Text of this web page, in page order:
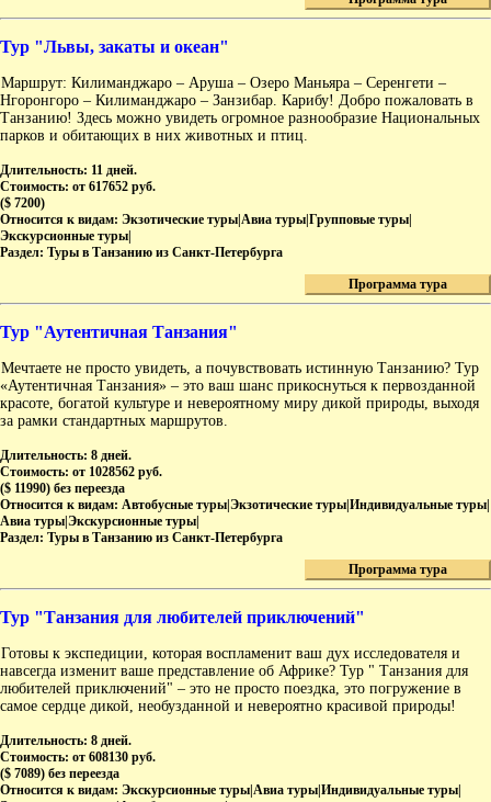
Тур "Львы, закаты и океан"
Маршрут: Килиманджаро – Аруша – Озеро Маньяра – Серенгети –
Нгоронгоро – Килиманджаро – Занзибар. Карибу! Добро пожаловать в
Танзанию! Здесь можно увидеть огромное разнообразие Национальных
парков и обитающих в них животных и птиц.
Длительность: 11 дней.
Стоимость: от 617652 руб.
($ 7200)
Относится к видам: Экзотические туры|Авиа туры|Групповые туры|
Экскурсионные туры|
Раздел: Туры в Танзанию из Санкт-Петербурга
Программа тура
Тур "Аутентичная Танзания"
Мечтаете не просто увидеть, а почувствовать истинную Танзанию? Тур
«Аутентичная Танзания» – это ваш шанс прикоснуться к первозданной
красоте, богатой культуре и невероятному миру дикой природы, выходя
за рамки стандартных маршрутов.
Длительность: 8 дней.
Стоимость: от 1028562 руб.
($ 11990) без переезда
Относится к видам: Автобусные туры|Экзотические туры|Индивидуальные туры|
Авиа туры|Экскурсионные туры|
Раздел: Туры в Танзанию из Санкт-Петербурга
Программа тура
Тур "Танзания для любителей приключений"
Готовы к экспедиции, которая воспламенит ваш дух исследователя и
навсегда изменит ваше представление об Африке? Тур " Танзания для
любителей приключений" – это не просто поездка, это погружение в
самое сердце дикой, необузданной и невероятно красивой природы!
Длительность: 8 дней.
Стоимость: от 608130 руб.
($ 7089) без переезда
Относится к видам: Экскурсионные туры|Авиа туры|Индивидуальные туры|